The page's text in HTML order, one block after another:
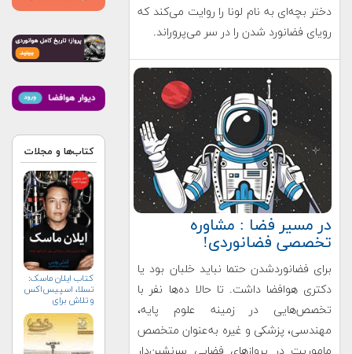
دختر بچه‌ای به نام لونا را روایت می‌کند که
رویای فضانورد شدن را در سر می‌پروراند.
در مسیر فضا : مشاوره
تخصصی فضانوردی!
برای فضانوردشدن حتما نباید خلبان بود یا
دکتری هوافضا داشت. تا حالا ده‌ها نفر با
تخصص‌هایی در زمینه علوم پایه،
مهندسی، پزشکی و غیره به‌عنوان متخصص
ماموریت در پروازهای فضایی سرنشین‌دار
کتاب‌ها و مجلات
کتاب ایلان ماسک:
تسلا، اسپیس‌اکس
و تلاش برای
آینده‌ای
شگفت‌انگیز